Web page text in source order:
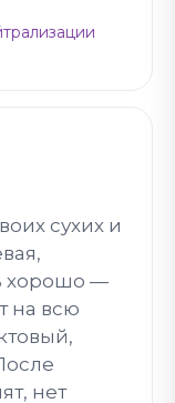
сухих и
хорошо —
на всю
нет